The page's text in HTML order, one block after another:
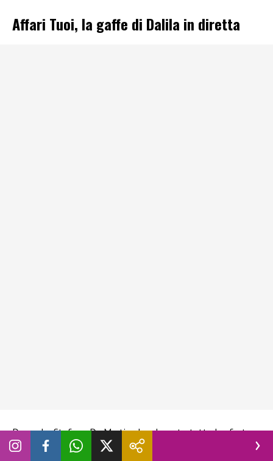
Affari Tuoi, la gaffe di Dalila in diretta
Dopo che Stefano De Martino ha elencato tutte le sfortune
della concorrente Dalila ad
“Affari Tuoi”
napoletano è apparso speranzoso per la partita che la